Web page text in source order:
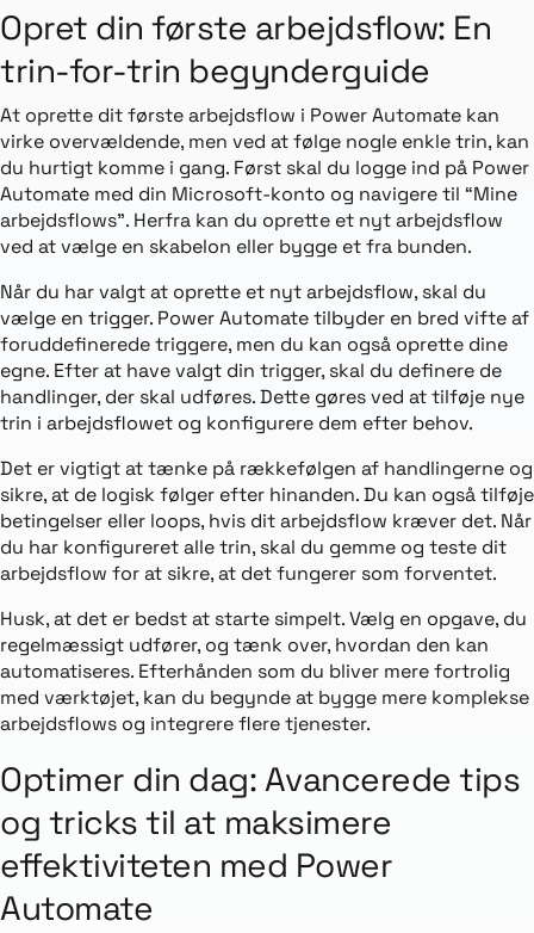
Opret din første arbejdsflow: En
trin-for-trin begynderguide
At oprette dit første arbejdsflow i Power Automate kan
virke overvældende, men ved at følge nogle enkle trin, kan
du hurtigt komme i gang. Først skal du logge ind på Power
Automate med din Microsoft-konto og navigere til “Mine
arbejdsflows”. Herfra kan du oprette et nyt arbejdsflow
ved at vælge en skabelon eller bygge et fra bunden.
Når du har valgt at oprette et nyt arbejdsflow, skal du
vælge en trigger. Power Automate tilbyder en bred vifte af
foruddefinerede triggere, men du kan også oprette dine
egne. Efter at have valgt din trigger, skal du definere de
handlinger, der skal udføres. Dette gøres ved at tilføje nye
trin i arbejdsflowet og konfigurere dem efter behov.
Det er vigtigt at tænke på rækkefølgen af handlingerne og
sikre, at de logisk følger efter hinanden. Du kan også tilføje
betingelser eller loops, hvis dit arbejdsflow kræver det. Når
du har konfigureret alle trin, skal du gemme og teste dit
arbejdsflow for at sikre, at det fungerer som forventet.
Husk, at det er bedst at starte simpelt. Vælg en opgave, du
regelmæssigt udfører, og tænk over, hvordan den kan
automatiseres. Efterhånden som du bliver mere fortrolig
med værktøjet, kan du begynde at bygge mere komplekse
arbejdsflows og integrere flere tjenester.
Optimer din dag: Avancerede tips
og tricks til at maksimere
effektiviteten med Power
Automate